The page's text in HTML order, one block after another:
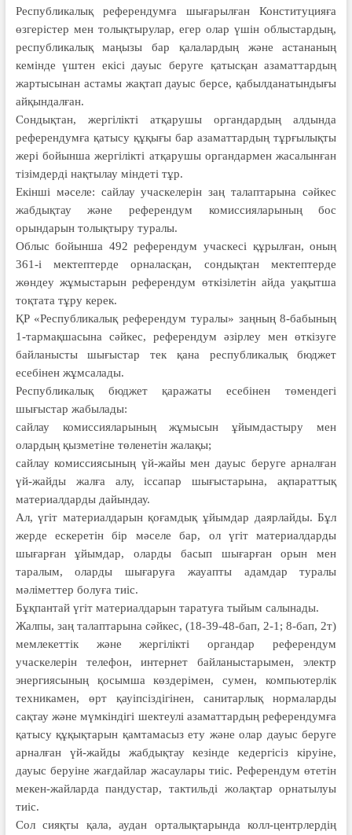
Республикалық референдумға шығарылған Конституцияға
өзгерістер мен толықтырулар, егер олар үшін облыстардың,
республикалық маңызы бар қалалардың және астананың
кемінде үштен екісі дауыс беруге қатысқан азаматтардың
жартысынан астамы жақтап дауыс берсе, қабылданатындығы
айқындалған.
Сондықтан, жергілікті атқарушы органдардың алдында
референдумға қатысу құқығы бар азамат­тардың тұрғылықты
жері бойынша жергілікті атқару­шы органдармен жасалынған
тізімдерді нақтылау міндеті тұр.
Екінші мәселе: сайлау учаскелерін заң талаптарына сәйкес
жабдықтау және референдум комис­сияларының бос
орындарын толықтыру туралы.
Облыс бойынша 492 референдум учаскесі құрылған, оның
361-і мектептерде орналасқан, сондықтан мектептерде
жөндеу жұмыстарын референдум өткізілетін айда уақытша
тоқтата тұру керек.
ҚР «Республикалық референдум туралы» заңның 8-бабының
1-тармақшасына сәйкес, референдум әзірлеу мен өткізуге
байланысты шығыстар тек қана республикалық бюджет
есебінен жұмсалады.
Республикалық бюджет қаражаты есебінен төмендегі
шығыстар жабылады:
сайлау комиссияларының жұмысын ұйым­дас­тыру мен
олардың қызметіне төленетін жалақы;
сайлау комиссиясының үй-жайы мен дауыс беруге арналған
үй-жайды жалға алу, іссапар шығыстарына, ақпараттық
материалдарды дайындау.
Ал, үгіт материалдарын қоғамдық ұйымдар даярлайды. Бұл
жерде ескеретін бір мәселе бар, ол үгіт материалдарды
шығарған ұйымдар, оларды басып шығарған орын мен
таралым, оларды шығаруға жауапты адамдар туралы
мәліметтер болуға тиіс.
Бұқпантай үгіт материалдарын таратуға тыйым салынады.
Жалпы, заң талаптарына сәйкес, (18-39-48-бап, 2-1; 8-бап, 2т)
мемлекеттік және жергілікті органдар референдум
учаскелерін телефон, интернет байланыстарымен, электр
энергиясының қосымша көздерімен, сумен, компьютерлік
техникамен, өрт қауіпсіздігінен, санитарлық нормаларды
сақтау және мүмкіндігі шектеулі азаматтардың референдумға
қатысу құқықтарын қамтамасыз ету және олар дауыс беруге
арналған үй-жайды жабдықтау кезінде кедергісіз кіруіне,
дауыс беруіне жағдайлар жасаулары тиіс. Референдум өтетін
мекен-жайларда пандустар, тактильді жолақтар орнатылуы
тиіс.
Сол сияқты қала, аудан орталықтарында колл-центрлердің